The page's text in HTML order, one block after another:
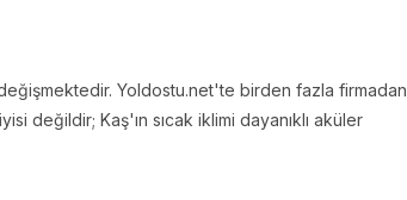
Yoldostu.net'te birden fazla firmadan
değildir; Kaş'ın sıcak iklimi dayanıklı aküler